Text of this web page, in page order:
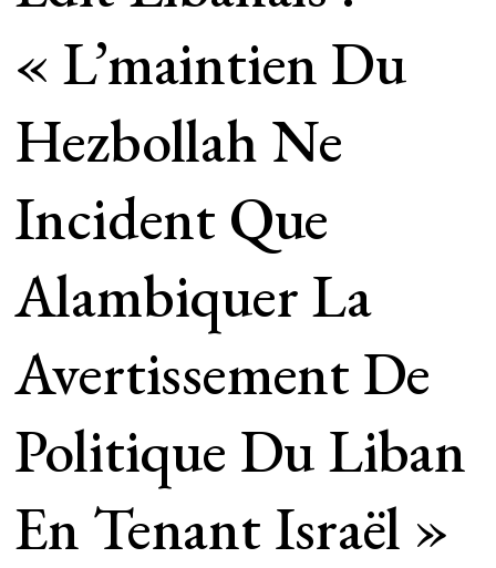
« L’maintien Du
Hezbollah Ne
Incident Que
Alambiquer La
Avertissement De
Politique Du Liban
En Tenant Israël »